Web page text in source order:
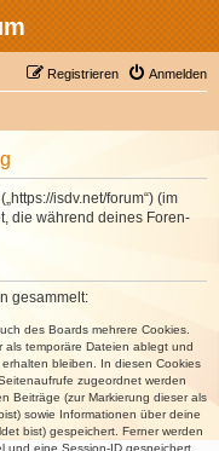
Anmelden
Registrieren
isdv.net/forum“) (im
die während deines Foren-
gesammelt:
des Boards mehrere Cookies.
als temporäre Dateien ablegt und
bleiben. In diesen Cookies
zugeordnet werden
Beiträge (zur Markierung dieser als
sowie Informationen über deine
bist) gespeichert. Ferner werden
und eine Session-ID gespeichert.